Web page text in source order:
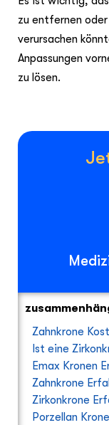
zu entfernen
verursachen
Anpassungen
zu lösen.
Zahnkrone
Ist eine
Emax Kronen
Zahnkrone
Zirkonkrone
Porzellan